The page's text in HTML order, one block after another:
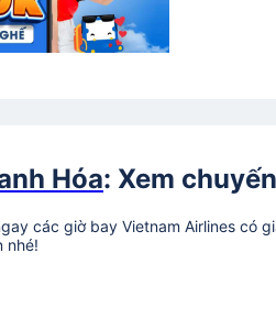
Hóa: Xem
các giờ bay Vietnam Airlines có
nhé!